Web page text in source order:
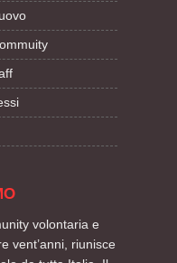
volontaria e
vent’anni, riunisce